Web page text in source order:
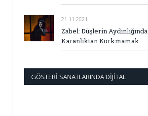
21.11.2021
Zabel: Düşlerin Aydınlığında
Karanlıktan Korkmamak
GÖSTERI SANATLARINDA DIJITAL